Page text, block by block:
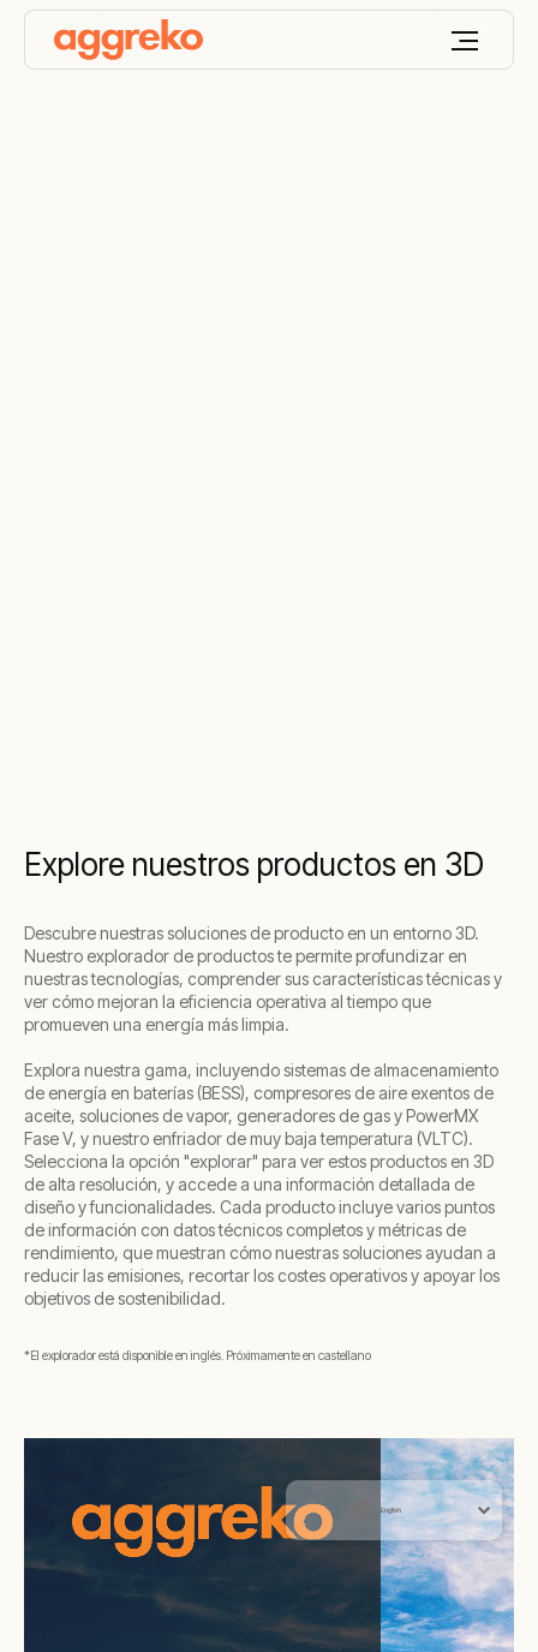
Explore nuestros productos en 3D
Descubre nuestras soluciones de producto en un entorno 3D.
Nuestro explorador de productos te permite profundizar en
nuestras tecnologías, comprender sus características técnicas y
ver cómo mejoran la eficiencia operativa al tiempo que
promueven una energía más limpia.
Explora nuestra gama, incluyendo sistemas de almacenamiento
de energía en baterías (BESS), compresores de aire exentos de
aceite, soluciones de vapor, generadores de gas y PowerMX
Fase V, y nuestro enfriador de muy baja temperatura (VLTC).
Selecciona la opción "explorar" para ver estos productos en 3D
de alta resolución, y accede a una información detallada de
diseño y funcionalidades. Cada producto incluye varios puntos
de información con datos técnicos completos y métricas de
rendimiento, que muestran cómo nuestras soluciones ayudan a
reducir las emisiones, recortar los costes operativos y apoyar los
objetivos de sostenibilidad.
*El explorador está disponible en inglés. Próximamente en castellano